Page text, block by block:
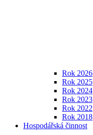
Rok 2026
Rok 2025
Rok 2024
Rok 2023
Rok 2022
Rok 2018
Hospodářská činnost